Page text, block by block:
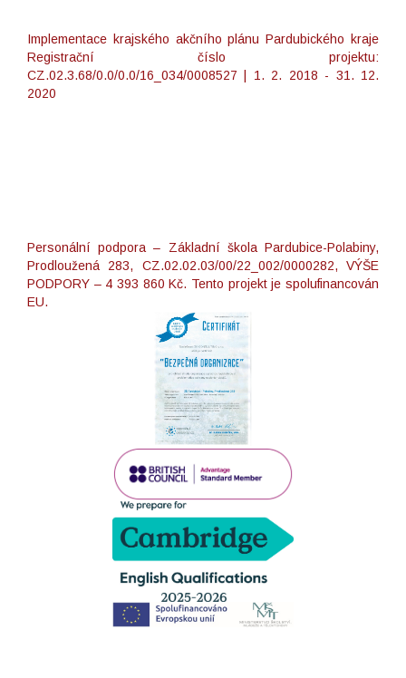
Implementace krajského akčního plánu Pardubického kraje
Registrační číslo projektu:
CZ.02.3.68/0.0/0.0/16_034/0008527 | 1. 2. 2018 - 31. 12.
2020
Personální podpora – Základní škola Pardubice-Polabiny,
Prodloužená 283, CZ.02.02.03/00/22_002/0000282, VÝŠE
PODPORY – 4 393 860 Kč. Tento projekt je spolufinancován
EU.